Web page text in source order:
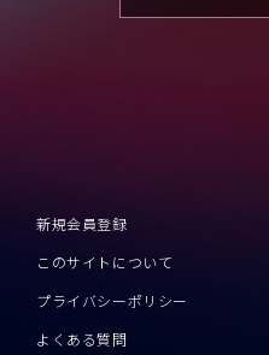
新規会員登録
このサイトについて
プライバシーポリシー
よくある質問